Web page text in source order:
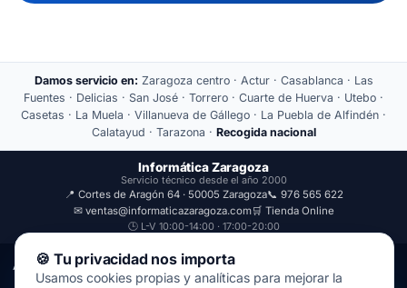
Damos servicio en: Zaragoza centro · Actur · Casablanca · Las
Fuentes · Delicias · San José · Torrero · Cuarte de Huerva · Utebo ·
Casetas · La Muela · Villanueva de Gállego · La Puebla de Alfindén ·
Calatayud · Tarazona · Recogida nacional
Informática Zaragoza
Servicio técnico desde el año 2000
📍 Cortes de Aragón 64 · 50005 Zaragoza📞 976 565 622
✉ ventas@informaticazaragoza.com🛒 Tienda Online
🕒 L-V 10:00-14:00 · 17:00-20:00
Aviso Legal
Política de Privacidad
© 2000-2026 · Javal Informática S.L. · Tienda Informática Zaragoza
🍪 Tu privacidad nos importa
Usamos cookies propias y analíticas para mejorar la